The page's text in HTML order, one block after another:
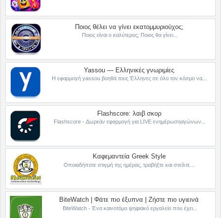
Ποιος θέλει να γίνει εκατομμυριούχος;
Ποιος είναι ο καλύτερος; Ποιος θα γίνει...
Yassou — Ελληνικές γνωριμίες
Η εφαρμογή yassou βοηθά τους Έλληνες σε όλο τον κόσμο να...
Flashscore: λαιβ σκορ
Flashscore - Δωρεάν εφαρμογή για LIVE ενημέρωσηαγώνων...
Καφεμαντεία Greek Style
Οποιαδήποτε στιγμή της ημέρας, τραβήξτε και στείλτε...
BiteWatch | Φάτε πιο έξυπνα | Ζήστε πιο υγιεινά
BiteWatch - Ένα καινοτόμο ψηφιακό εργαλείο που έχει...